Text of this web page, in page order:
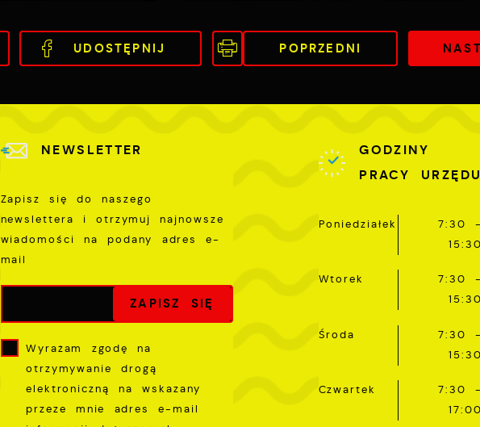
UDOSTĘPNIJ POPRZEDNI
NEWSLETTER
Zapisz się do naszego
newslettera i otrzymuj najnowsze
wiadomości na podany adres e-
mail
Wyrażam zgodę na
otrzymywanie drogą
elektroniczną na wskazany
przeze mnie adres e-mail
GODZINY
PRACY
Poniedziałek
7:30
Wtorek
7:30
Środa
7:30
Czwartek
7:30